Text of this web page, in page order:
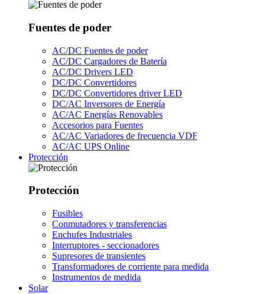
Fuentes de poder
AC/DC Fuentes de poder
AC/DC Cargadores de Batería
AC/DC Drivers LED
DC/DC Convertidores
DC/DC Convertidores driver LED
DC/AC Inversores de Energía
AC/AC Energías Renovables
Accesorios para Fuentes
AC/AC Variadores de frecuencia VDF
AC/AC UPS Online
Protección
Protección
Fusibles
Conmutadores y transferencias
Enchufes Industriales
Interruptores - seccionadores
Supresores de transientes
Transformadores de corriente para medida
Instrumentos de medida
Solar